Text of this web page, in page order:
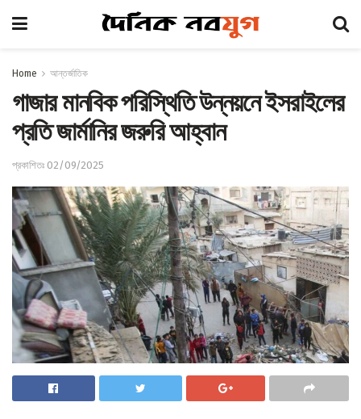
Home আন্তর্জাতিক
গাজার মানবিক পরিস্থিতি উন্নয়নে ইসরাইলের
প্রতি জার্মানির জরুরি আহ্বান
প্রকাশিতঃ 02/09/2025